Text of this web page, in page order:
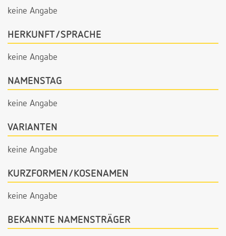
keine Angabe
HERKUNFT/SPRACHE
keine Angabe
NAMENSTAG
keine Angabe
VARIANTEN
keine Angabe
KURZFORMEN/KOSENAMEN
keine Angabe
BEKANNTE NAMENSTRÄGER